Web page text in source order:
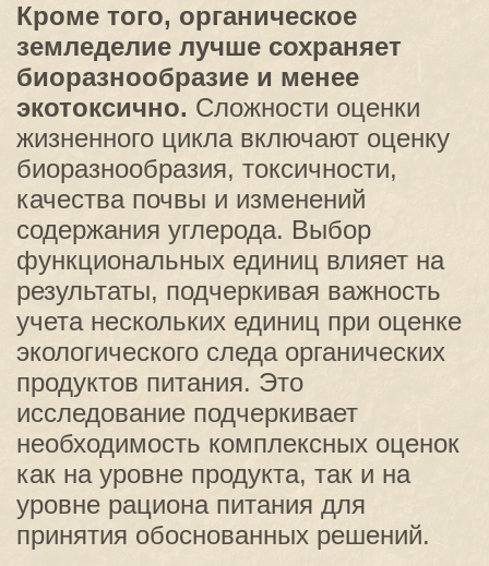
Кроме того, органическое
земледелие лучше сохраняет
биоразнообразие и менее
экотоксично. Сложности оценки
жизненного цикла включают оценку
биоразнообразия, токсичности,
качества почвы и изменений
содержания углерода. Выбор
функциональных единиц влияет на
результаты, подчеркивая важность
учета нескольких единиц при оценке
экологического следа органических
продуктов питания. Это
исследование подчеркивает
необходимость комплексных оценок
как на уровне продукта, так и на
уровне рациона питания для
принятия обоснованных решений.